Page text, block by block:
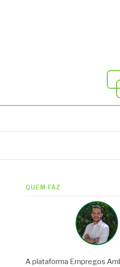
QUEM FAZ
A plataforma Empregos